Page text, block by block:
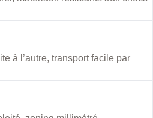
à l’autre, transport facile par